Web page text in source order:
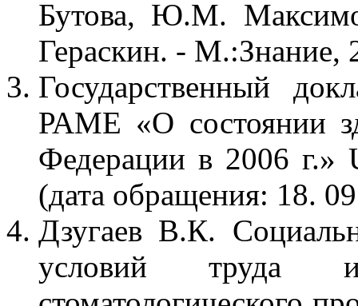
Бутова, Ю.М.
Гераскин. - М.:Знание,
Государственный
РАМЕ «О состоянии
Федерации в 2006 г.»
(дата обращения: 18.
Дзугаев В.К.
условий труда и